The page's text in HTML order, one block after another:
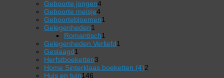
producten
Geboorte jongen44
Geboorte meisje44
producten
Geboortebloemen1
Gelegenheden1
product
Romantisch1
product
Gelegenheden Verliefd1
Geslaagd1
product
Herfstboeketten3
producten
Home Sinterklaas boeketten (4)2
Huis en tuin146